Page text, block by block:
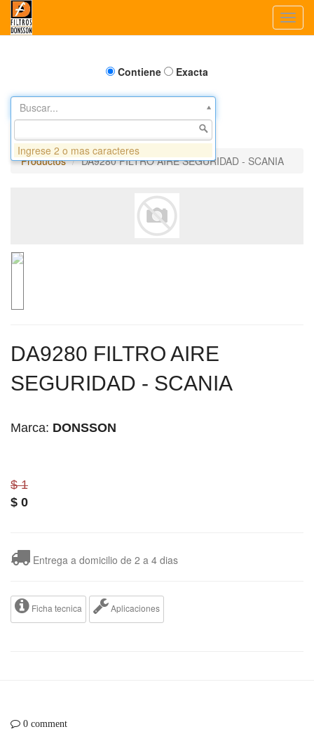
Contiene Exacta
Buscar...
Productos DA9280 FILTRO AIRE SEGURIDAD - SCANIA
DA9280 FILTRO AIRE
SEGURIDAD - SCANIA
Marca: DONSSON
$ 1
$ 0
Entrega a domicilio de 2 a 4 dias
Ficha tecnica Aplicaciones
0 comment
Ingrese 2 o mas caracteres